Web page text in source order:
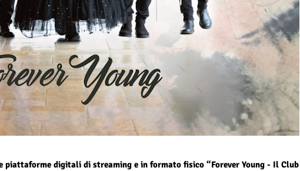
piattaforme digitali di streaming e in formato fisico “Forever Young - Il Club